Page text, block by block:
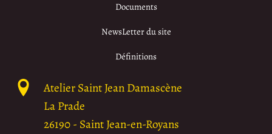
Documents
NewsLetter du site
Définitions
Atelier Saint Jean Damascène
La Prade
26190- Saint Jean-en-Royans